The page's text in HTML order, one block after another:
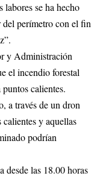
labores se ha hecho
del perímetro con el fin
y Administración
el incendio forestal
calientes.
a través de un dron
y aquellas
podrían
desde las 18.00 horas